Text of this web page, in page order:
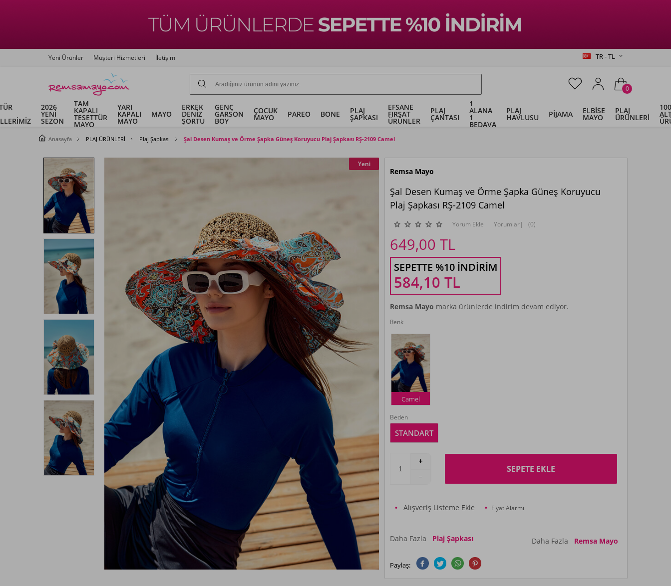
Yeni Ürünler Müşteri Hizmetleri İletişim TR - TL
0
2026
YENİ
SEZON
TAM
KAPALI
TESETTÜR
MAYO
YARI
KAPALI
MAYO
MAYO
ERKEK
DENİZ
ŞORTU
GENÇ
GARSON
BOY
ÇOCUK
MAYO PAREO BONE PLAJ
ŞAPKASI
EFSANE
FIRSAT
ÜRÜNLER
PLAJ
ÇANTASI
1
ALANA
1
BEDAVA
PLAJ
HAVLUSU PİJAMA ELBİSE
MAYO
PLAJ
ÜRÜNLERİ
Anasayfa PLAJ ÜRÜNLERİ Plaj Şapkası Şal Desen Kumaş ve Örme Şapka Güneş Koruyucu Plaj Şapkası RŞ-2109 Camel
Yeni
Remsa Mayo
Şal Desen Kumaş ve Örme Şapka Güneş Koruyucu
Plaj Şapkası RŞ-2109 Camel
Yorum Ekle Yorumlar| (0)
649,00 TL
SEPETTE %10 İNDIRIM
584,10 TL
Remsa Mayo marka ürünlerde indirim devam ediyor.
Renk
Camel
Beden
STANDART
SEPETE EKLE
Alışveriş Listeme Ekle Fiyat Alarmı
Daha Fazla Plaj Şapkası Daha Fazla Remsa Mayo
Paylaş: